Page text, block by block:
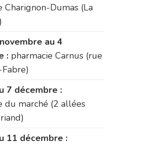
Charignon-Dumas (La
au 4
: pharmacie Carnus (rue
7 décembre :
du marché (2 allées
11 décembre :